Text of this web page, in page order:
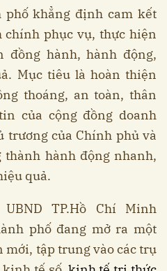
phố khẳng định cam kết
chính phục vụ, thực hiện
đồng hành, hành động,
Mục tiêu là hoàn thiện
thoáng, an toàn, thân
của cộng đồng doanh
trương của Chính phủ và
thành hành động nhanh,
quả.
TP.Hồ Chí Minh
phố đang mở ra một
tập trung vào các trụ